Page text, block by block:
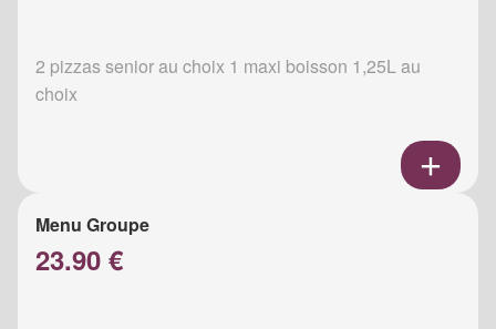
2 pizzas senior au choix 1 maxi boisson 1,25L au
choix
Menu Groupe
23.90 €